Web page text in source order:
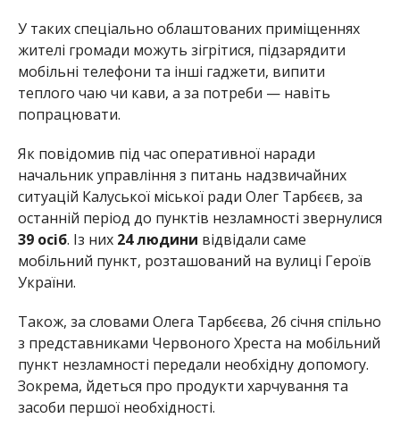
У таких спеціально облаштованих приміщеннях
жителі громади можуть зігрітися, підзарядити
мобільні телефони та інші гаджети, випити
теплого чаю чи кави, а за потреби — навіть
попрацювати.
Як повідомив під час оперативної наради
начальник управління з питань надзвичайних
ситуацій Калуської міської ради Олег Тарбєєв, за
останній період до пунктів незламності звернулися
39 осіб. Із них 24 людини відвідали саме
мобільний пункт, розташований на вулиці Героїв
України.
Також, за словами Олега Тарбєєва, 26 січня спільно
з представниками Червоного Хреста на мобільний
пункт незламності передали необхідну допомогу.
Зокрема, йдеться про продукти харчування та
засоби першої необхідності.